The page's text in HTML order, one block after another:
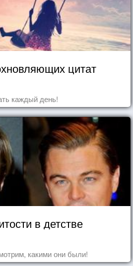
цитат
каждый день!
в детстве
какими они были!